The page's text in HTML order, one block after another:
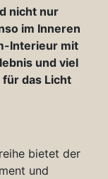
nicht nur
im Inneren
Interieur mit
und viel
für das Licht
bietet der
und